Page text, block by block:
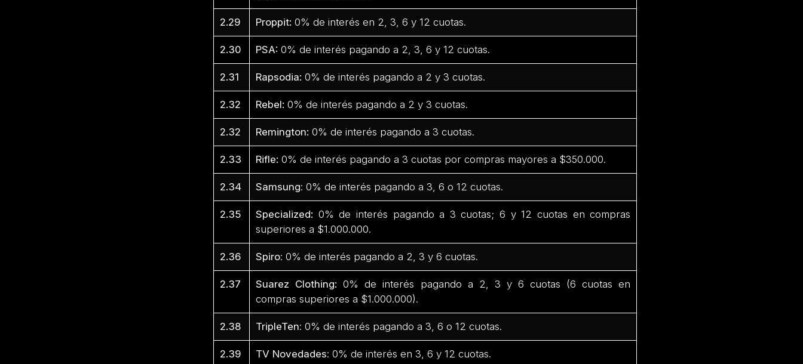
2.29 Proppit: 0% de interés en 2, 3, 6 y 12 cuotas.
2.30 PSA: 0% de interés pagando a 2, 3, 6 y 12 cuotas.
2.31 Rapsodia: 0% de interés pagando a 2 y 3 cuotas.
2.32 Rebel: 0% de interés pagando a 2 y 3 cuotas.
2.32 Remington: 0% de interés pagando a 3 cuotas.
2.33 Rifle:0% de interés pagando a 3 cuotas por compras mayores a $350.000.
2.34 Samsung: 0% de interés pagando a 3, 6 o 12 cuotas.
2.35 Specialized: 0% de interés pagando a 3 cuotas; 6 y 12 cuotas en compras
superiores a $1.000.000.
2.36 Spiro: 0% de interés pagando a 2, 3 y 6 cuotas.
2.37 Suarez Clothing: 0% de interés pagando a 2, 3 y 6 cuotas (6 cuotas en
compras superiores a $1.000.000).
2.38 TripleTen: 0% de interés pagando a 3, 6 o 12 cuotas.
2.39 TV Novedades: 0% de interés en 3, 6 y 12 cuotas.